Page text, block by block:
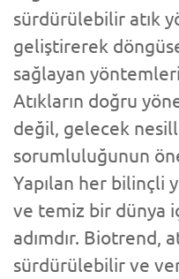
sürdürülebilir atık
geliştirerek
sağlayan
Atıkların doğru
değil, gelecek
sorumluluğunun
Yapılan her bilinçli
ve temiz bir dünya
adımdır. Biotrend,
sürdürülebilir ve